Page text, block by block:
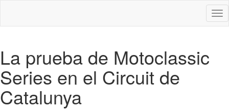
La prueba de Motoclassic
Series en el Circuit de
Catalunya